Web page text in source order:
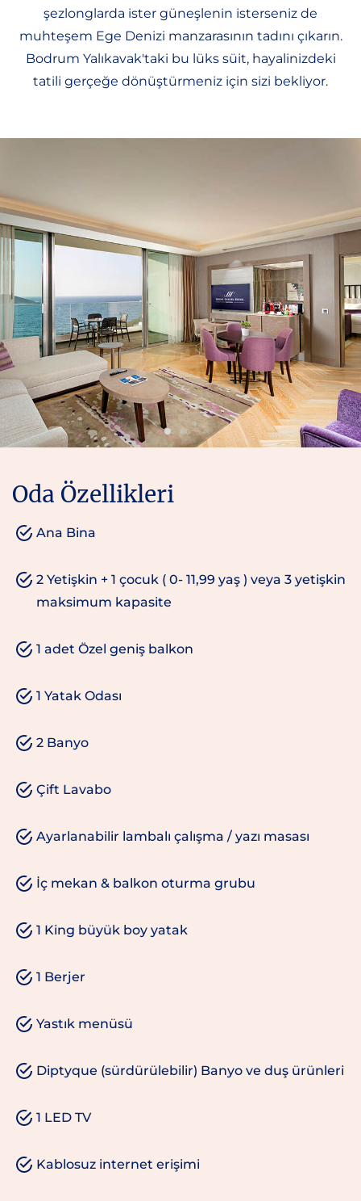
şezlonglarda ister güneşlenin isterseniz de
muhteşem Ege Denizi manzarasının tadını çıkarın.
Bodrum Yalıkavak'taki bu lüks süit, hayalinizdeki
tatili gerçeğe dönüştürmeniz için sizi bekliyor.
Oda Özellikleri
Ana Bina
2 Yetişkin + 1 çocuk ( 0- 11,99 yaş ) veya 3 yetişkin
maksimum kapasite
1 adet Özel geniş balkon
1 Yatak Odası
2 Banyo
Çift Lavabo
Ayarlanabilir lambalı çalışma / yazı masası
İç mekan & balkon oturma grubu
1 King büyük boy yatak
1 Berjer
Yastık menüsü
Diptyque (sürdürülebilir) Banyo ve duş ürünleri
1 LED TV
Kablosuz internet erişimi